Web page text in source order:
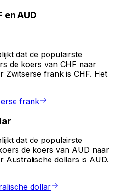
en AUD
dat de populairste
de koers van CHF naar
Zwitserse frank is CHF. Het
frank
dat de populairste
de koers van AUD naar
Australische dollars is AUD.
dollar